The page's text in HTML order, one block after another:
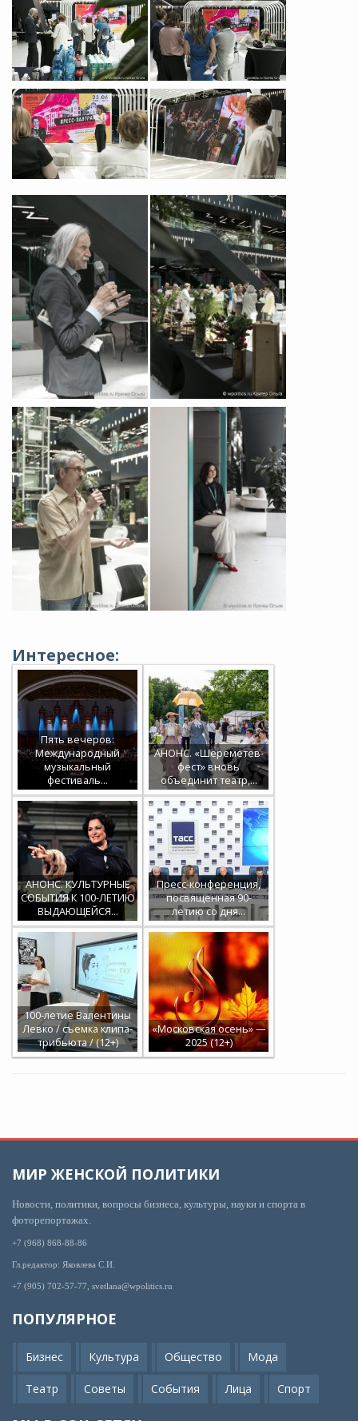
Интересное:
Пять вечеров:
Международный
музыкальный
фестиваль…
АНОНС. «Шереметев-
фест» вновь
объединит театр,…
АНОНС. КУЛЬТУРНЫЕ
СОБЫТИЯ К 100-ЛЕТИЮ
ВЫДАЮЩЕЙСЯ…
Пресс-конференция,
посвященная 90-
летию со дня…
100-летие Валентины
Левко / съемка клипа-
трибьюта / (12+)
«Московская осень» —
2025 (12+)
МИР ЖЕНСКОЙ ПОЛИТИКИ
Новости, политики, вопросы бизнеса, культуры, науки и спорта в
фоторепортажах.
+7 (968) 868-88-86
Гл.редактор: Яковлева С.И.
+7 (905) 702-57-77, svetlana@wpolitics.ru
ПОПУЛЯРНОЕ
Бизнес Культура Общество Мода
Театр Советы События Лица Спорт